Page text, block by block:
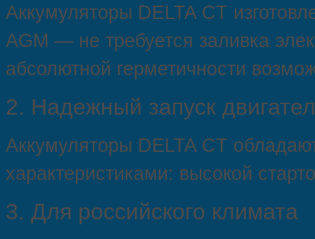
Аккумуляторы DELTA CT
AGM — не требуется заливка
абсолютной герметичности
2. Надежный запуск
Аккумуляторы DELTA CT
характеристиками: высокой
3. Для российского климата